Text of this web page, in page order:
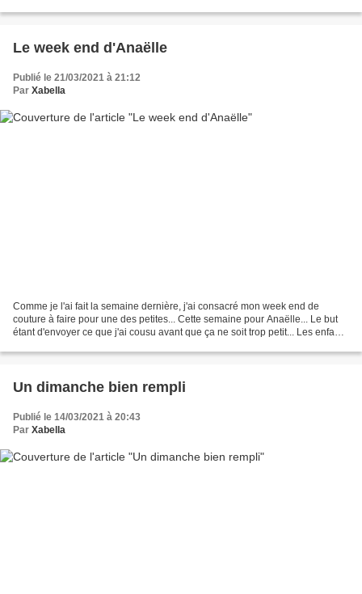
Le week end d'Anaëlle
Publié le 21/03/2021 à 21:12
Par Xabella
Comme je l'ai fait la semaine dernière, j'ai consacré mon week end de
couture à faire pour une des petites... Cette semaine pour Anaëlle... Le but
étant d'envoyer ce que j'ai cousu avant que ça ne soit trop petit... Les enfants
Un dimanche bien rempli
Publié le 14/03/2021 à 20:43
Par Xabella